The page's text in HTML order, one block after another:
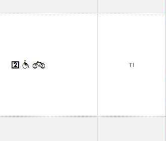
TI